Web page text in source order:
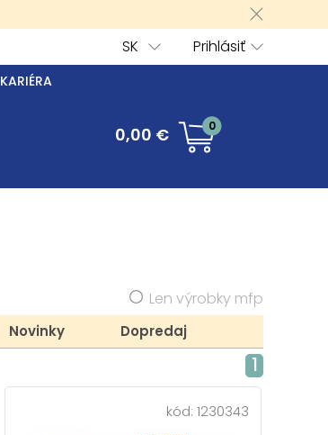
Prihlásiť
SK
KARIÉRA
0,00 € 0
Len výrobky mfp
Novinky
Dopredaj
1
kód: 1230343